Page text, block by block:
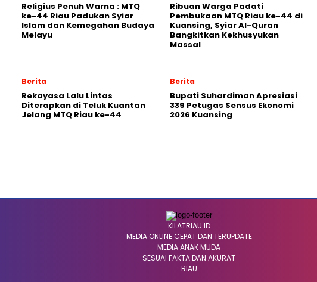
Religius Penuh Warna : MTQ
ke-44 Riau Padukan Syiar
Islam dan Kemegahan Budaya
Melayu
Ribuan Warga Padati
Pembukaan MTQ Riau ke-44 di
Kuansing, Syiar Al-Quran
Bangkitkan Kekhusyukan
Massal
Berita
Rekayasa Lalu Lintas
Diterapkan di Teluk Kuantan
Jelang MTQ Riau ke-44
Berita
Bupati Suhardiman Apresiasi
339 Petugas Sensus Ekonomi
2026 Kuansing
KILATRIAU.ID
MEDIA ONLINE CEPAT DAN TERUPDATE
MEDIA ANAK MUDA
SESUAI FAKTA DAN AKURAT
RIAU